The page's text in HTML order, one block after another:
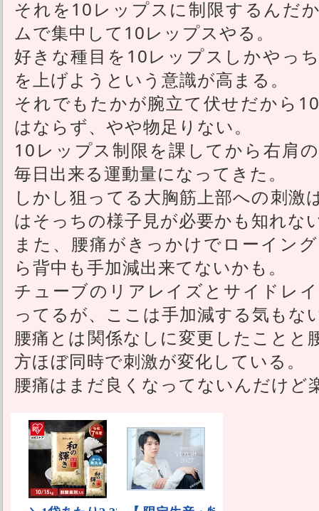
それを10レップスに制限するんだ
ムで集中して10レップスやる。
好きな種目を10レップスしかやっ
を上げようという意識が高まる。
それでもたかが腕立て伏せだから
はならず、やや物足りない。
10レップス制限を課してから右肩
毎日出来る運動量になってきた。
しかし狙ってる大胸筋上部への刺激
はそっちの様子見が必要かも知れな
また、腰痛がきっかけでローイン
ら背中も手加減出来てないかも。
チューブのリアレイズとサイドレ
ってるが、ここは手加減する気もな
腰痛とは関係なしに変更したことと
方ほぼ同時で刺激が変化している。
腰痛はまだ良くなってないんだけど